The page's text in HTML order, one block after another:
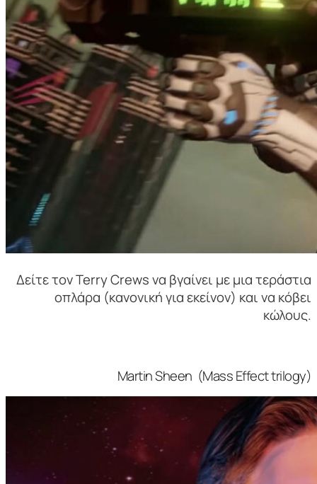
Δείτε τον Terry Crews να βγαίνει με μια τεράστια
οπλάρα (κανονική για εκείνον) και να κόβει
κώλους.
Martin Sheen (Mass Effect trilogy)